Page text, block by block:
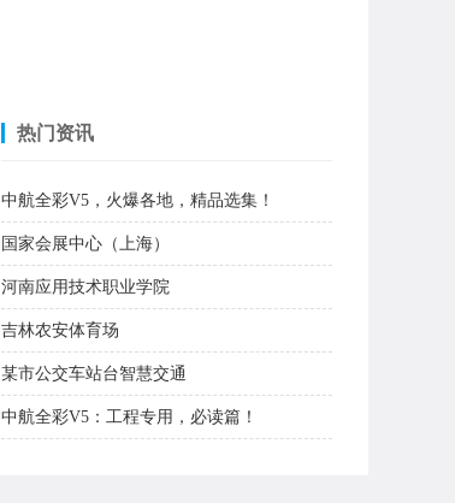
热门资讯
中航全彩V5，火爆各地，精品选集！
国家会展中心（上海）
河南应用技术职业学院
吉林农安体育场
某市公交车站台智慧交通
中航全彩V5：工程专用，必读篇！
13523598372 张生
销售四部